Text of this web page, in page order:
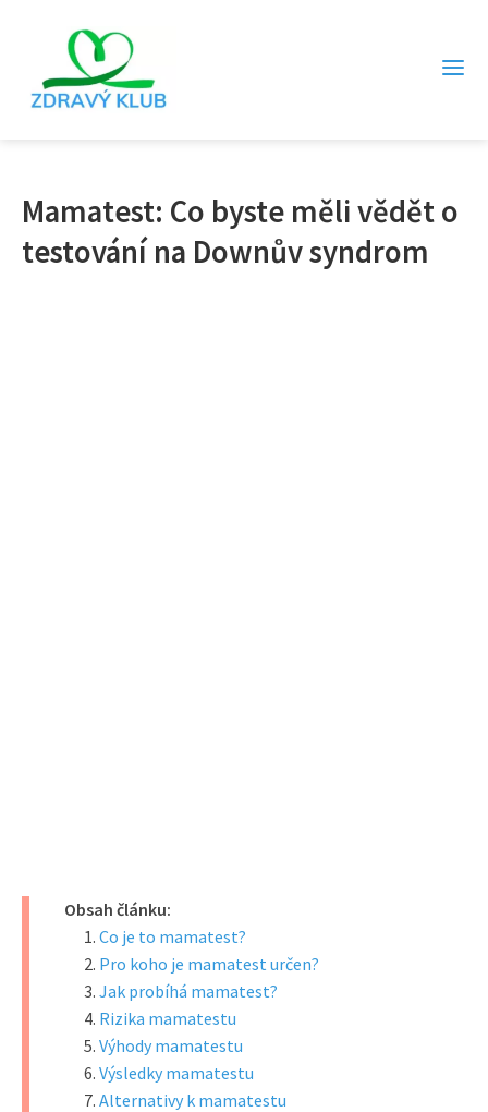
Mamatest: Co byste měli vědět o
testování na Downův syndrom
Obsah článku:
Co je to mamatest?
Pro koho je mamatest určen?
Jak probíhá mamatest?
Rizika mamatestu
Výhody mamatestu
Výsledky mamatestu
Alternativy k mamatestu